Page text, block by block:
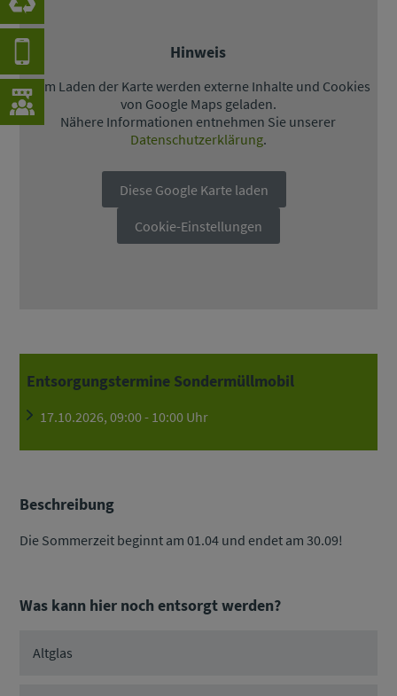
Hinweis
Beim Laden der Karte werden externe Inhalte und Cookies
von Google Maps geladen.
Nähere Informationen entnehmen Sie unserer
Datenschutzerklärung.
Diese Google Karte laden
Cookie-Einstellungen
Entsorgungstermine Sondermüllmobil
17.10.2026, 09:00 - 10:00 Uhr
Beschreibung
Die Sommerzeit beginnt am 01.04 und endet am 30.09!
Was kann hier noch entsorgt werden?
Altglas